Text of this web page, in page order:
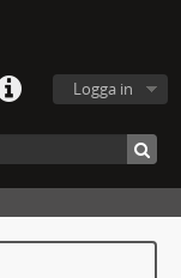
Logga in